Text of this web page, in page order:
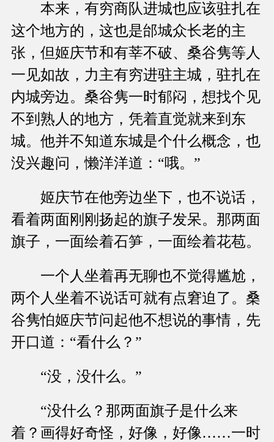
本来，有穷商队进城也应该驻扎在
这个地方的，这也是邰城众长老的主
张，但姬庆节和有莘不破、桑谷隽等人
一见如故，力主有穷进驻主城，驻扎在
内城旁边。桑谷隽一时郁闷，想找个见
不到熟人的地方，凭着直觉就来到东
城。他并不知道东城是个什么概念，也
没兴趣问，懒洋洋道：“哦。”
姬庆节在他旁边坐下，也不说话，
看着两面刚刚扬起的旗子发呆。那两面
旗子，一面绘着石笋，一面绘着花苞。
一个人坐着再无聊也不觉得尴尬，
两个人坐着不说话可就有点窘迫了。桑
谷隽怕姬庆节问起他不想说的事情，先
开口道：“看什么？”
“没，没什么。”
“没什么？那两面旗子是什么来
着？画得好奇怪，好像，好像……一时